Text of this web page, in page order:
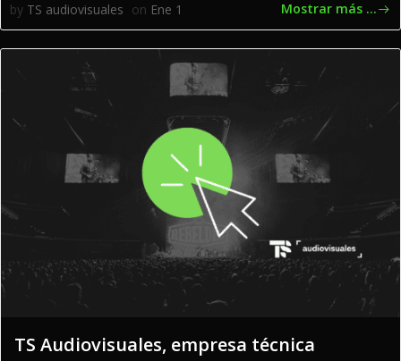
by TS audiovisuales on Ene 1 Mostrar más ...
TS Audiovisuales, empresa técnica